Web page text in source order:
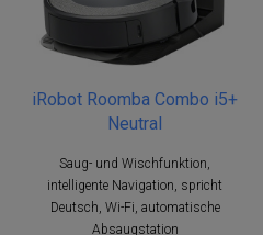
iRobot Roomba Combo i5+
Neutral
Saug- und Wischfunktion,
intelligente Navigation, spricht
Deutsch, Wi-Fi, automatische
Absaugstation